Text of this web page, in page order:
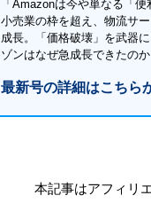
「Amazonは今や単なる「
小売業の枠を超え、物流サ
成長。「価格破壊」を武器
ゾンはなぜ急成長できたの
最新号の詳細はこちら
本記事はアフィリ